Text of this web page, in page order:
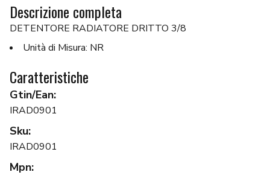
Descrizione completa
DETENTORE RADIATORE DRITTO 3/8
Unità di Misura: NR
Caratteristiche
Gtin/Ean:
IRAD0901
Sku:
IRAD0901
Mpn: